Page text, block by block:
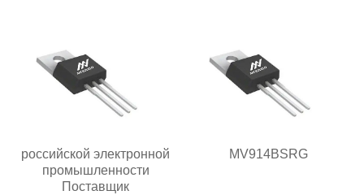
российской электронной
промышленности
Поставщик
MV914BSRG